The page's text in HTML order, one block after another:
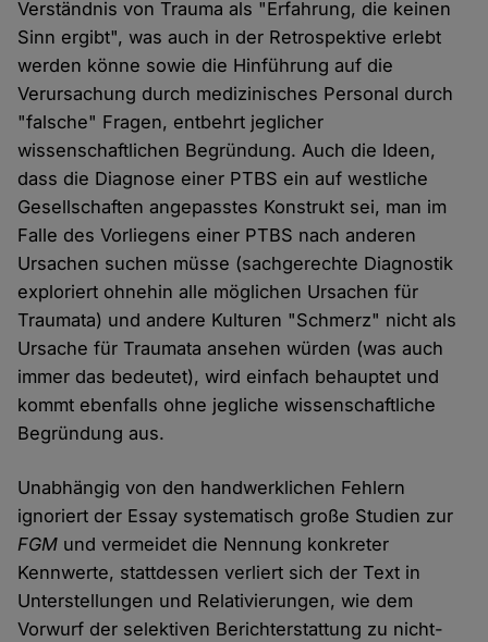
Verständnis von Trauma als "Erfahrung, die keinen
Sinn ergibt", was auch in der Retrospektive erlebt
werden könne sowie die Hinführung auf die
Verursachung durch medizinisches Personal durch
"falsche" Fragen, entbehrt jeglicher
wissenschaftlichen Begründung. Auch die Ideen,
dass die Diagnose einer PTBS ein auf westliche
Gesellschaften angepasstes Konstrukt sei, man im
Falle des Vorliegens einer PTBS nach anderen
Ursachen suchen müsse (sachgerechte Diagnostik
exploriert ohnehin alle möglichen Ursachen für
Traumata) und andere Kulturen "Schmerz" nicht als
Ursache für Traumata ansehen würden (was auch
immer das bedeutet), wird einfach behauptet und
kommt ebenfalls ohne jegliche wissenschaftliche
Begründung aus.
Unabhängig von den handwerklichen Fehlern
ignoriert der Essay systematisch große Studien zur
FGM und vermeidet die Nennung konkreter
Kennwerte, stattdessen verliert sich der Text in
Unterstellungen und Relativierungen, wie dem
Vorwurf der selektiven Berichterstattung zu nicht-